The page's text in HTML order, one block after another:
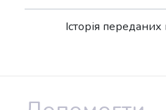
Історія